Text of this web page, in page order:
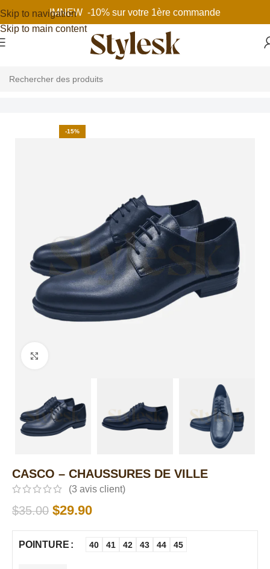
Skip to navigation
Skip to main content
IMNEW -10% sur votre 1ère commande
-15%
CASCO – CHAUSSURES DE VILLE
(3 avis client)
$35.00 $29.90
POINTURE 40 41 42 43 44 45